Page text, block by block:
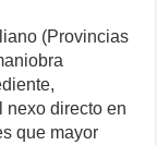
(Provincias
nexo directo en
que mayor